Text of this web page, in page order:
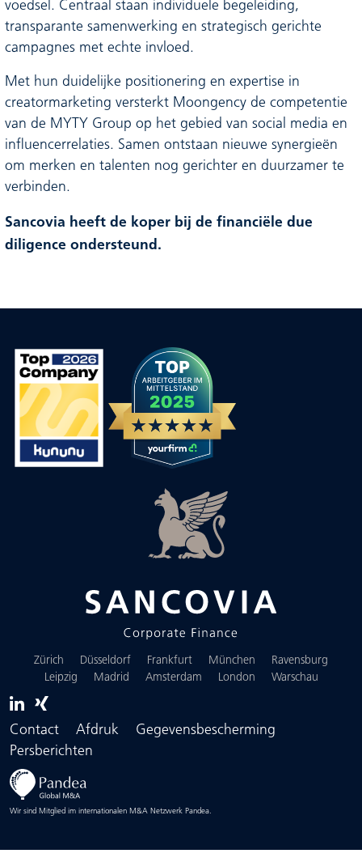
voedsel. Centraal staan individuele begeleiding,
transparante samenwerking en strategisch gerichte
campagnes met echte invloed.
Met hun duidelijke positionering en expertise in
creatormarketing versterkt Moongency de competentie
van de MYTY Group op het gebied van social media en
influencerrelaties. Samen ontstaan nieuwe synergieën
om merken en talenten nog gerichter en duurzamer te
verbinden.
Sancovia heeft de koper bij de financiële due
diligence ondersteund.
Zürich Düsseldorf Frankfurt München
Ravensburg
Leipzig
Madrid Amsterdam London Warschau
Contact Afdruk
Gegevensbescherming
Persberichten
Wir sind Mitglied im internationalen M&A Netzwerk Pandea.